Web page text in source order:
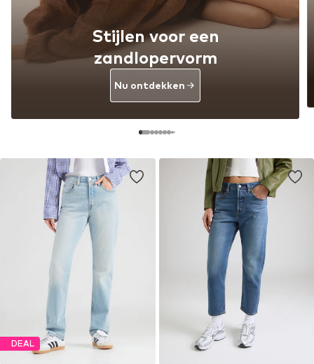
DEAL
Stijlen voor een
zandlopervorm
Nu ontdekken